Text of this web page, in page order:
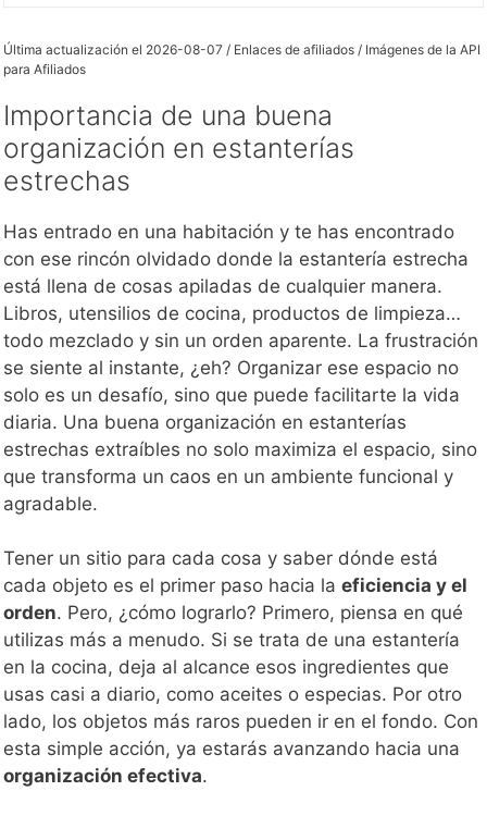
Última actualización el 2026-08-07 / Enlaces de afiliados / Imágenes de la API
para Afiliados
Importancia de una buena
organización en estanterías
estrechas
Has entrado en una habitación y te has encontrado
con ese rincón olvidado donde la estantería estrecha
está llena de cosas apiladas de cualquier manera.
Libros, utensilios de cocina, productos de limpieza…
todo mezclado y sin un orden aparente. La frustración
se siente al instante, ¿eh? Organizar ese espacio no
solo es un desafío, sino que puede facilitarte la vida
diaria. Una buena organización en estanterías
estrechas extraíbles no solo maximiza el espacio, sino
que transforma un caos en un ambiente funcional y
agradable.
Tener un sitio para cada cosa y saber dónde está
cada objeto es el primer paso hacia la eficiencia y el
orden. Pero, ¿cómo lograrlo? Primero, piensa en qué
utilizas más a menudo. Si se trata de una estantería
en la cocina, deja al alcance esos ingredientes que
usas casi a diario, como aceites o especias. Por otro
lado, los objetos más raros pueden ir en el fondo. Con
esta simple acción, ya estarás avanzando hacia una
organización efectiva.